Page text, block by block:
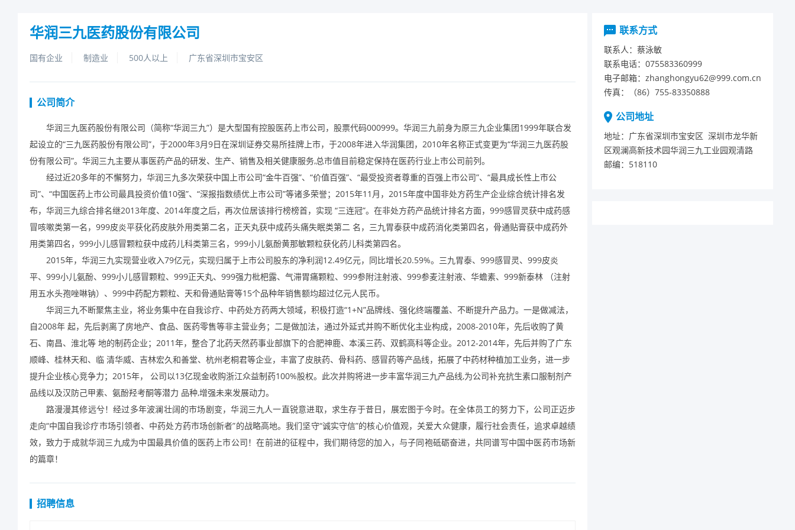
华润三九医药股份有限公司
国有企业 制造业 500人以上 广东省深圳市宝安区
公司简介
华润三九医药股份有限公司（简称“华润三九”）是大型国有控股医药上市公司，股票代码000999。华润三九前身为原三九企业集团1999年联合发
起设立的“三九医药股份有限公司”，于2000年3月9日在深圳证券交易所挂牌上市，于2008年进入华润集团， 2010年名称正式变更为“华润三九医药股
份有限公司”。华润三九主要从事医药产品的研发、生产、销售及相关健康服务,总市值目前稳定保持在医药行业上市公司前列。
经过近20多年的不懈努力，华润三九多次荣获中国上市公司“金牛百强”、“价值百强”、“最受投资者尊重的百强上市公司”、“最具成长性上市公
司”、“中国医药上市公司最具投资价值10强”、“深报指数绩优上市公司”等诸多荣誉； 2015年11 月， 2015年度中国非处方药生产企业综合统计排名发
布，华润三九综合排名继2013年度、 2014年度之后，再次位居该排行榜榜首，实现“三连冠”。在非处方药产品统计排名方面， 999感冒灵获中成药感
冒咳嗽类第一名， 999皮炎平获化药皮肤外用类第二名，正天丸获中成药头痛失眠类第二名，三九胃泰获中成药消化类第四名，骨通贴膏获中成药外
用类第四名， 999小儿感冒颗粒获中成药儿科类第三名， 999小儿氨酚黄那敏颗粒获化药儿科类第四名。
2015年，华润三九实现营业收入79亿元，实现归属于上市公司股东的净利润12.49亿元，同比增长20.59%。三九胃泰、 999感冒灵、 999皮炎
平、 999小儿氨酚、 999小儿感冒颗粒、 999正天丸、 999强力枇杷露、气滞胃痛颗粒、 999参附注射液、 999参麦注射液、华蟾素、 999新泰林（注射
用五水头孢唑啉钠）、 999中药配方颗粒、天和骨通贴膏等15个品种年销售额均超过亿元人民币。
华润三九不断聚焦主业，将业务集中在自我诊疗、中药处方药两大领域，积极打造“1+N”品牌线、强化终端覆盖、不断提升产品力。一是做减法，
自2008年起，先后剥离了房地产、食品、医药零售等非主营业务；二是做加法，通过外延式并购不断优化主业构成， 2008-2010年，先后收购了黄
石、南昌、淮北等地的制药企业； 2011年，整合了北药天然药事业部旗下的合肥神鹿、本溪三药、双鹤高科等企业。 2012-2014年，先后并购了广东
顺峰、桂林天和、临清华威、吉林宏久和善堂、杭州老桐君等企业，丰富了皮肤药、骨科药、感冒药等产品线，拓展了中药材种植加工业务，进一步
提升企业核心竞争力； 2015年，公司以13亿现金收购浙江众益制药100%股权。此次并购将进一步丰富华润三九产品线,为公司补充抗生素口服制剂产
品线以及汉防己甲素、氨酚羟考酮等潜力品种,增强未来发展动力。
路漫漫其修远兮！经过多年波澜壮阔的市场剧变，华润三九人一直锐意进取，求生存于昔日，展宏图于今时。在全体员工的努力下，公司正迈步
走向“中国自我诊疗市场引领者、中药处方药市场创新者”的战略高地。我们坚守“诚实守信”的核心价值观，关爱大众健康，履行社会责任，追求卓越绩
效，致力于成就华润三九成为中国最具价值的医药上市公司！在前进的征程中，我们期待您的加入，与子同袍砥砺奋进，共同谱写中国中医药市场新
的篇章！
招聘信息
联系方式
联系人： 蔡泳敏
联系电话： 075583360999
电子邮箱： zhanghongyu62@999.com.cn
传真：
（86）755-83350888
公司地址
地址： 广东省深圳市宝安区深圳市龙华新
区观澜高新技术园华润三九工业园观清路
邮编： 518110